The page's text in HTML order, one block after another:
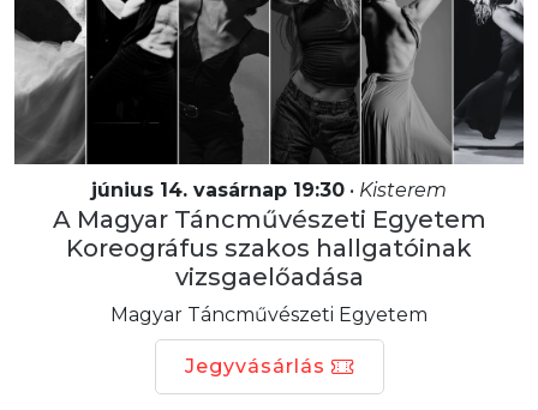
június 14. vasárnap 19:30 • Kisterem
A Magyar Táncművészeti Egyetem
Koreográfus szakos hallgatóinak
vizsgaelőadása
Magyar Táncművészeti Egyetem
Jegyvásárlás